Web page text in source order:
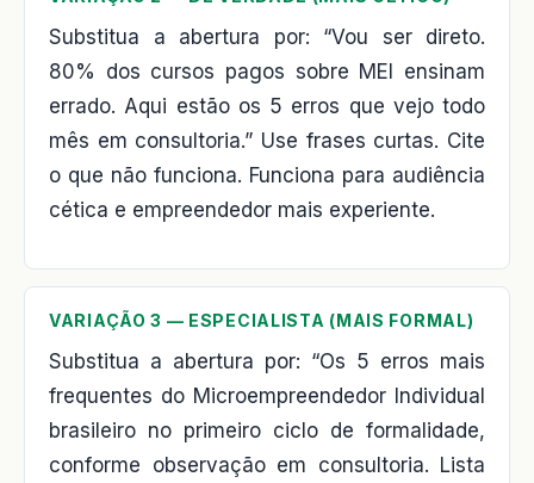
Substitua a abertura por: “Vou ser direto.
80% dos cursos pagos sobre MEI ensinam
errado. Aqui estão os 5 erros que vejo todo
mês em consultoria.” Use frases curtas. Cite
o que não funciona. Funciona para audiência
cética e empreendedor mais experiente.
VARIAÇÃO 3 — ESPECIALISTA (MAIS FORMAL)
Substitua a abertura por: “Os 5 erros mais
frequentes do Microempreendedor Individual
brasileiro no primeiro ciclo de formalidade,
conforme observação em consultoria. Lista